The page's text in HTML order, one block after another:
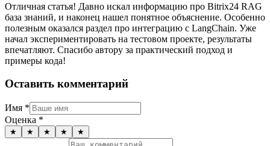
Отличная статья! Давно искал информацию про Bitrix24 RAG
база знаний, и наконец нашел понятное объяснение. Особенно
полезным оказался раздел про интеграцию с LangChain. Уже
начал экспериментировать на тестовом проекте, результаты
впечатляют. Спасибо автору за практический подход и
примеры кода!
Оставить комментарий
Имя *
Оценка *
★ ★ ★ ★ ★